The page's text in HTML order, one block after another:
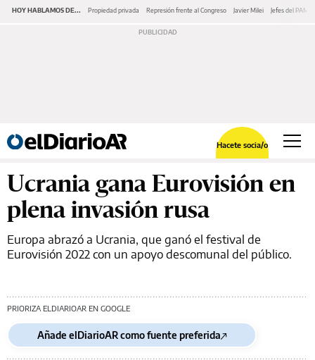
HOY HABLAMOS DE... Propiedad privada Represión frente al Congreso Javier Milei Jefes del PAMI
Hacete socia/o
Ucrania gana Eurovisión en
plena invasión rusa
Europa abrazó a Ucrania, que ganó el festival de
Eurovisión 2022 con un apoyo descomunal del público.
PRIORIZA ELDIARIOAR EN GOOGLE
Añade elDiarioAR como fuente preferida